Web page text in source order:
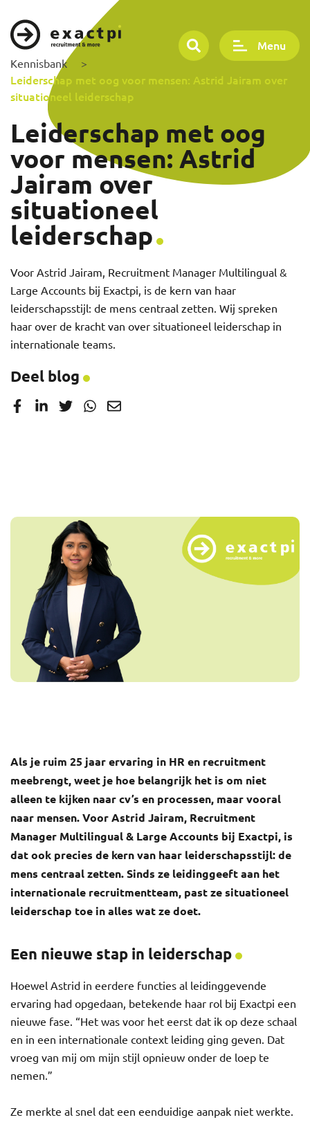
Menu
Kennisbank >
Leiderschap met oog voor mensen: Astrid Jairam over
situationeel leiderschap
Leiderschap met oog
voor mensen: Astrid
Jairam over
situationeel
leiderschap
Voor Astrid Jairam, Recruitment Manager Multilingual &
Large Accounts bij Exactpi, is de kern van haar
leiderschapsstijl: de mens centraal zetten. Wij spreken
haar over de kracht van over situationeel leiderschap in
internationale teams.
Deel blog
Als je ruim 25 jaar ervaring in HR en recruitment
meebrengt, weet je hoe belangrijk het is om niet
alleen te kijken naar cv’s en processen, maar vooral
naar mensen. Voor Astrid Jairam, Recruitment
Manager Multilingual & Large Accounts bij Exactpi, is
dat ook precies de kern van haar leiderschapsstijl: de
mens centraal zetten. Sinds ze leidinggeeft aan het
internationale recruitmentteam, past ze situationeel
leiderschap toe in alles wat ze doet.
Een nieuwe stap in leiderschap
Hoewel Astrid in eerdere functies al leidinggevende
ervaring had opgedaan, betekende haar rol bij Exactpi een
nieuwe fase. “Het was voor het eerst dat ik op deze schaal
en in een internationale context leiding ging geven. Dat
vroeg van mij om mijn stijl opnieuw onder de loep te
nemen.”
Ze merkte al snel dat een eenduidige aanpak niet werkte.